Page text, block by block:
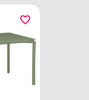
favorite_border